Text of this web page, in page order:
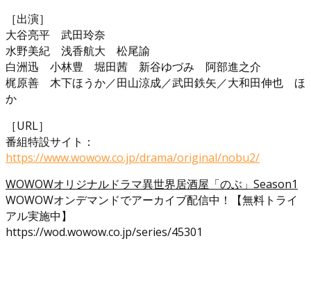
［出演］
大谷亮平 武田玲奈
水野美紀 浅香航大 松尾諭
白洲迅 小林豊 堀田茜 新谷ゆづみ 阿部進之介
梶原善 木下ほうか／田山涼成／武田鉄矢／大和田伸也 ほ
か
［URL］
番組特設サイト：
https://www.wowow.co.jp/drama/original/nobu2/
WOWOWオリジナルドラマ異世界居酒屋「のぶ」Season1
WOWOWオンデマンドでアーカイブ配信中！【無料トライ
アル実施中】
https://wod.wowow.co.jp/series/45301